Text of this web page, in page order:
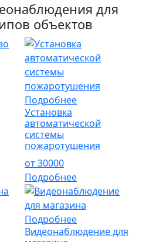
для
объектов
Подробнее
Установка
автоматической
системы
пожаротушения
от30000
Подробнее
Подробнее
Видеонаблюдение для